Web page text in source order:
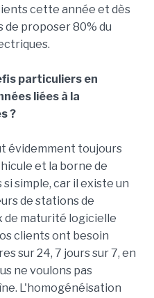
cette année et dès
de proposer 80% du
particuliers en
liées à la
?
évidemment toujours
et la borne de
simple, car il existe un
de stations de
de maturité logicielle
clients ont besoin
sur 24, 7 jours sur 7, en
ne voulons pas
L'homogénéisation